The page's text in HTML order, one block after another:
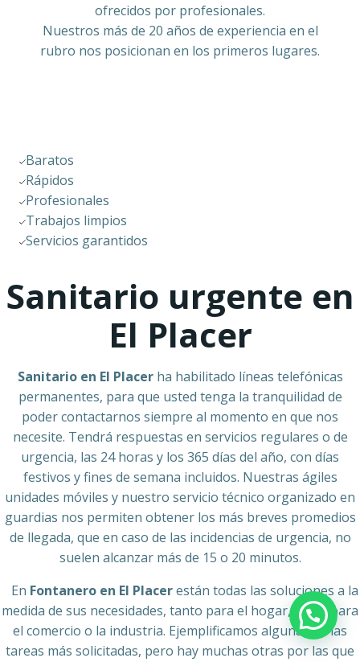
ofrecidos por profesionales.
Nuestros más de 20 años de experiencia en el
rubro nos posicionan en los primeros lugares.
Baratos
Rápidos
Profesionales
Trabajos limpios
Servicios garantidos
Sanitario urgente en
El Placer
Sanitario en El Placerha habilitado líneas telefónicas
permanentes, para que usted tenga la tranquilidad de
poder contactarnos siempre al momento en que nos
necesite. Tendrá respuestas en servicios regulares o de
urgencia, las 24 horas y los 365 días del año, con días
festivos y fines de semana incluidos. Nuestras ágiles
unidades móviles y nuestro servicio técnico organizado en
guardias nos permiten obtener los más breves promedios
de llegada, que en caso de las incidencias de urgencia, no
suelen alcanzar más de 15 o 20 minutos.
En Fontanero en El Placerestán todas las soluciones a la
medida de sus necesidades, tanto para el hogar, como para
el comercio o la industria. Ejemplificamos algunas de las
tareas más solicitadas, pero hay muchas otras por las que